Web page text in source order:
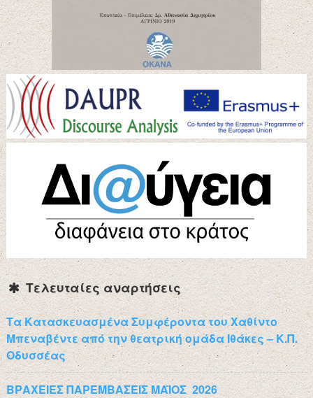
Τελευταίες αναρτήσεις
Τα Κατασκευασμένα Συμφέροντα του Χαθίντο
Μπεναβέντε από την θεατρική ομάδα Ιθάκες – Κ.Π.
Οδυσσέας
ΒΡΑΧΕΙΕΣ ΠΑΡΕΜΒΑΣΕΙΣ ΜΑΪΟΣ 2026